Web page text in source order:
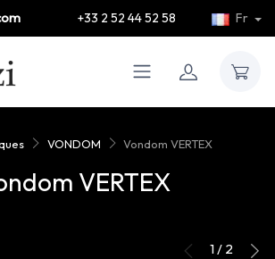
+33 2 52 44 52 58 Fr
VONDOM Vondom VERTEX
VERTEX
1 / 2